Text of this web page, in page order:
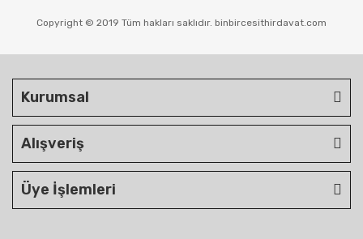
Copyright © 2019 Tüm hakları saklıdır. binbircesithirdavat.com
Kurumsal
Alışveriş
Üye İşlemleri